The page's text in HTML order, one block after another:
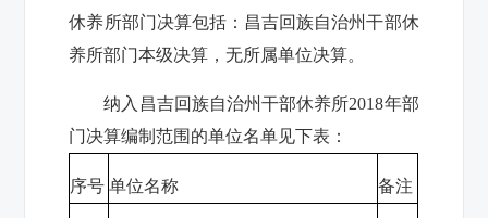
休养所部门决算包括：昌吉回族自治州干部休
养所部门本级决算，无所属单位决算。
纳入 昌吉回族自治州干部休养所2018年部
门决算编制范围的单位名单见下表：
序号 单位名称 备注